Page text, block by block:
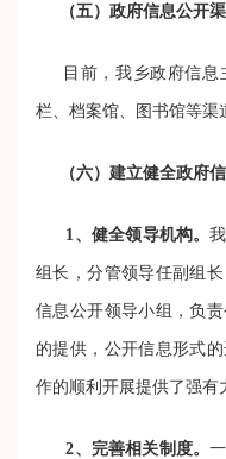
（五）政府信息公开
目前，我乡政府信息
栏、档案馆、图书馆等渠
（六）建立健全政府
1 、健全领导机构。
组长，分管领导任副组
信息公开领导小组，负
的提供，公开信息形式
作的顺利开展提供了强有
2、完善相关制度。